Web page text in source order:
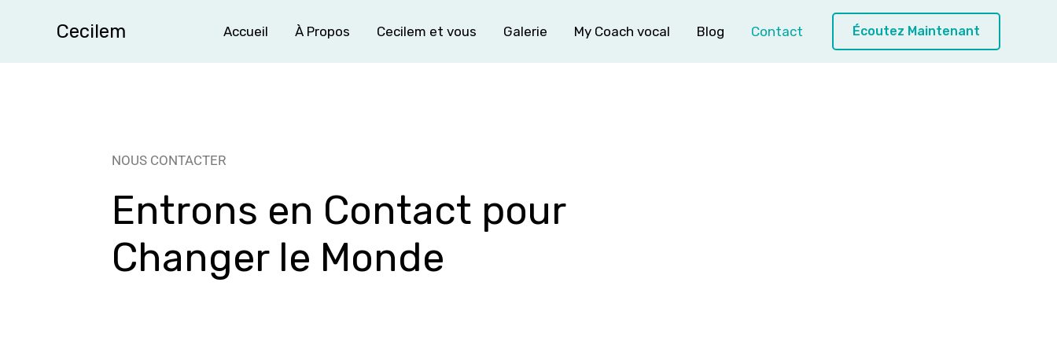
Cecilem Accueil À Propos Cecilem et vous Galerie My Coach vocal Blog Contact Écoutez Maintenant
NOUS CONTACTER
Entrons en Contact pour
Changer le Monde